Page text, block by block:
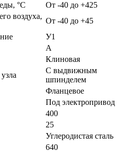
°С
От -40 до +425
воздуха,
От -40 до +45
У1
А
Клиновая
С выдвижным
шпинделем
Фланцевое
Под электропривод
400
25
Углеродистая сталь
640